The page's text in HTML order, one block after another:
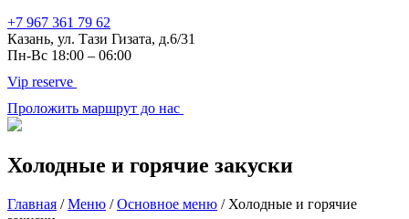
+7 967 361 79 62
Казань, ул. Тази Гизата, д.6/31
Пн-Вс 18:00 – 06:00
Vip reserve
Проложить маршрут до нас
Холодные и горячие закуски
Главная / Меню / Основное меню /Холодные и горячие